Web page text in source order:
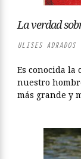
La verdad
ULISES ADRADOS
Es conocida la
nuestro
más grande y